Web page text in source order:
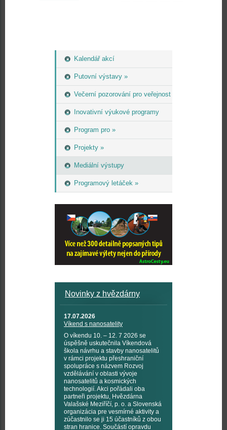
Kalendář akcí
Putovní výstavy »
Večerní pozorování pro veřejnost
Inovativní výukové programy
Program pro »
Projekty »
Mediální výstupy
Programový letáček »
Novinky z hvězdárny
17.07.2026
Víkend s nanosatelity
O víkendu 10. – 12. 7 2026 se
úspěšně uskutečnila Víkendová
škola návrhu a stavby nanosatelitů
v rámci projektu přeshraniční
spolupráce s názvem Rozvoj
vzdělávání v oblasti vývoje
nanosatelitů a kosmických
technologií. Akci pořádali oba
partneři projektu, Hvězdárna
Valašské Meziříčí, p. o. a Slovenská
organizácia pre vesmírné aktivity a
zúčastnilo se ji 15 účastníků z obou
stran hranice. Součástí opravdu